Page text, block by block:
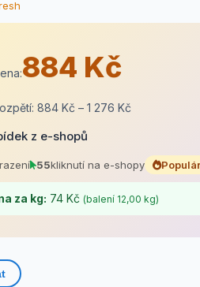
884 Kč
884 Kč – 1 276 Kč
z e-shopů
55kliknutí na e-shopy
za kg: 74 Kč (balení 12,00 kg)